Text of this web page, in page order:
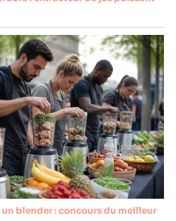
blender : concours du meilleur